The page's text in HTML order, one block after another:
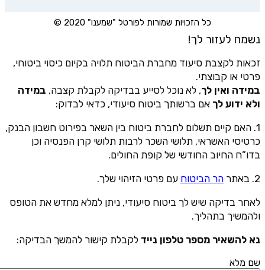
כל הזכויות שמורות לפורטל "שמענו" 2020 ©
נשמח לעזור לך!
זכאות לקצבת סיעוד מחברת הביטוח תלויה בקיום כיסוי ביטוחי,
פרטי או קבוצתי.
במידה ואין לך, לא נוכל לסייע בבדיקה לקבלת קצבה, במידה
ולא ידוע לך אם ברשותך ביטוח סיעודי, כדאי לבדוק:
1. האם קיים תשלום לחברת ביטוח בין השאר בפירוט חשבון הבנק,
כרטיסי האשראי, תלושי השכר לרבות תלושי קרן הפנסיה וכן
בדו”ח החיוב החודשי של קופת החולים.
2. באתר
הר הביטוח עם פרטי הזיהוי שלך.
לאחר בדיקה שיש לך ביטוח סיעודי, ניתן למלא מחדש את הטופס
ולהמשיך בתהליך.
נא להשאיר מספר טלפון נייד לקבלת קישור להמשך הבדיקה:
שם מלא